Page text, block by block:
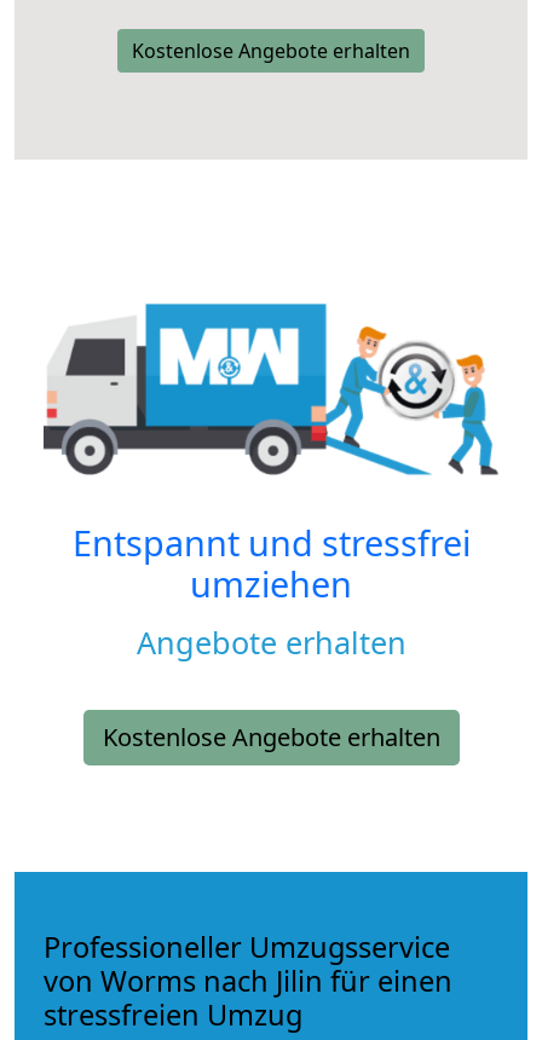
Kostenlose Angebote erhalten
Entspannt und stressfrei
umziehen
Angebote erhalten
Kostenlose Angebote erhalten
Professioneller Umzugsservice
von Worms nach Jilin für einen
stressfreien Umzug